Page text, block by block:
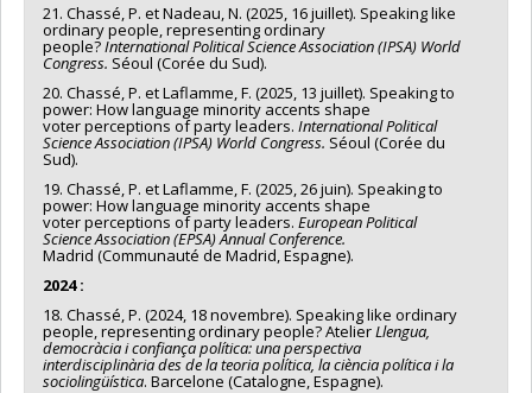
21. Chassé, P. et Nadeau, N. (2025, 16 juillet). Speaking like
ordinary people, representing ordinary
people?InternationalPolitical Science Association (IPSA) World
Congress. Séoul ​(Corée du Sud).
20. Chassé, P. et Laflamme, F. (2025, 13 juillet). Speaking to
power: How language minority accents shape
voter perceptions of party leaders. InternationalPolitical
Science Association (IPSA) World Congress. Séoul (Corée du
Sud).
19. Chassé, P. et Laflamme, F. (2025, 26 juin). Speaking to
power: How language minority accents shape
voter perceptions of party leaders. European Political
Science Association (EPSA) Annual Conference.
Madrid (Communauté de Madrid, Espagne).
2024 :
18. Chassé, P. (2024, 18 novembre). Speaking like ordinary
people, representing ordinary people? AtelierLlengua,
democràcia i confiança política: una perspectiva
interdisciplinària des de la teoria política, la ciència política i la
sociolingüística. Barcelone (Catalogne, Espagne).